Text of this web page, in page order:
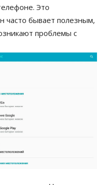
Это
часто бывает полезным,
проблемы с